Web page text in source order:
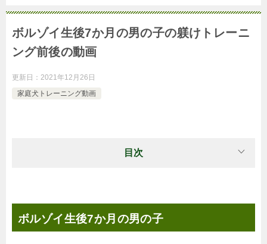
ボルゾイ生後7か月の男の子の躾けトレーニ
ング前後の動画
更新日： 2021年12月26日
家庭犬トレーニング動画
目次
ボルゾイ生後7か月の男の子